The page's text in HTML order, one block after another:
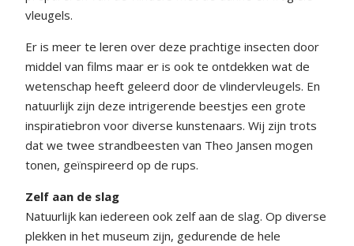
vleugels.
Er is meer te leren over deze prachtige insecten door
middel van films maar er is ook te ontdekken wat de
wetenschap heeft geleerd door de vlindervleugels. En
natuurlijk zijn deze intrigerende beestjes een grote
inspiratiebron voor diverse kunstenaars. Wij zijn trots
dat we twee strandbeesten van Theo Jansen mogen
tonen, geïnspireerd op de rups.
Zelf aan de slag
Natuurlijk kan iedereen ook zelf aan de slag. Op diverse
plekken in het museum zijn, gedurende de hele